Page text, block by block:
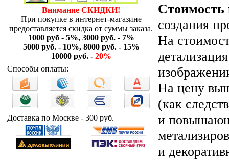
Внимание СКИДКИ!
При покупке в интернет-магазине
предоставляется скидка от суммы заказа.
1000 руб - 5%, 3000 руб. - 7%
5000 руб. - 10%, 8000 руб. - 15%
10000 руб. - 20%
Способы оплаты:
Доставка по Москве - 300 руб.
создания
На
На цену
(как
и
и